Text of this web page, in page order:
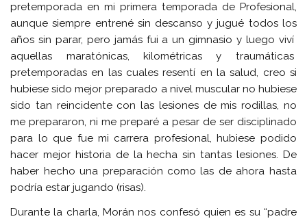
pretemporada en mi primera temporada de Profesional,
aunque siempre entrené sin descanso y jugué todos los
años sin parar, pero jamás fui a un gimnasio y luego viví
aquellas maratónicas, kilométricas y traumáticas
pretemporadas en las cuales resentí en la salud, creo si
hubiese sido mejor preparado a nivel muscular no hubiese
sido tan reincidente con las lesiones de mis rodillas, no
me prepararon, ni me preparé a pesar de ser disciplinado
para lo que fue mi carrera profesional, hubiese podido
hacer mejor historia de la hecha sin tantas lesiones. De
haber hecho una preparación como las de ahora hasta
podría estar jugando (risas).
Durante la charla, Morán nos confesó quien es su “padre